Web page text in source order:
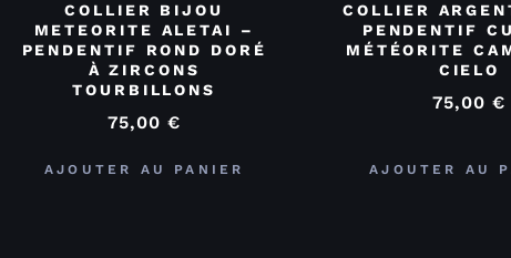
COLLIER BIJOU
METEORITE ALETAI –
PENDENTIF ROND DORÉ
À ZIRCONS
TOURBILLONS
75,00€
AJOUTER AU PANIER
COLLIER
PENDENTIF
MÉTÉORITE
CIELO
75,00€
AJOUTER AU